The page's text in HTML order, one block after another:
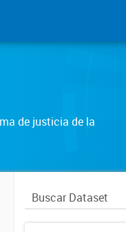
de justicia de la